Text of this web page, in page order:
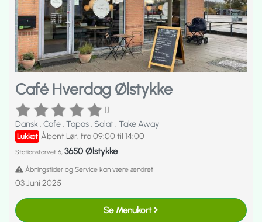
Café Hverdag Ølstykke
[]
Dansk. Cafe. Tapas. Salat. Take Away
Lukket Åbent Lør. fra 09:00 til 14:00
Stationstorvet 6, 3650 Ølstykke
Åbningstider og Service kan være ændret
03 Juni 2025
Se Menukort